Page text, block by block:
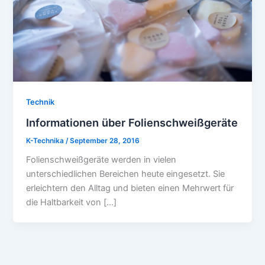
Technik
Informationen über Folienschweißgeräte
K-Technika /September 28, 2016
Folienschweißgeräte werden in vielen
unterschiedlichen Bereichen heute eingesetzt. Sie
erleichtern den Alltag und bieten einen Mehrwert für
die Haltbarkeit von […]